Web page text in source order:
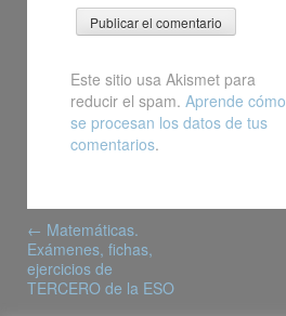
Este sitio usa Akismet para
reducir el spam. Aprende cómo
se procesan los datos de tus
comentarios.
navigation
← Matemáticas.
Exámenes, fichas,
ejercicios de
TERCERO de la ESO